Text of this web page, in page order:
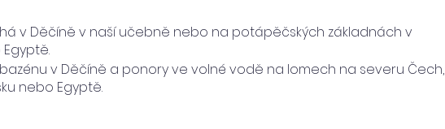
v Děčíně v naší učebně nebo na potápěčských základnách v
v Děčíně a ponory ve volné vodě na lomech na severu Čech,
nebo Egyptě.